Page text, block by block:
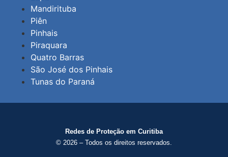
Mandirituba
Piên
Pinhais
Piraquara
Quatro Barras
São José dos Pinhais
Tunas do Paraná
Redes de Proteção em Curitiba
© 2026 – Todos os direitos reservados.